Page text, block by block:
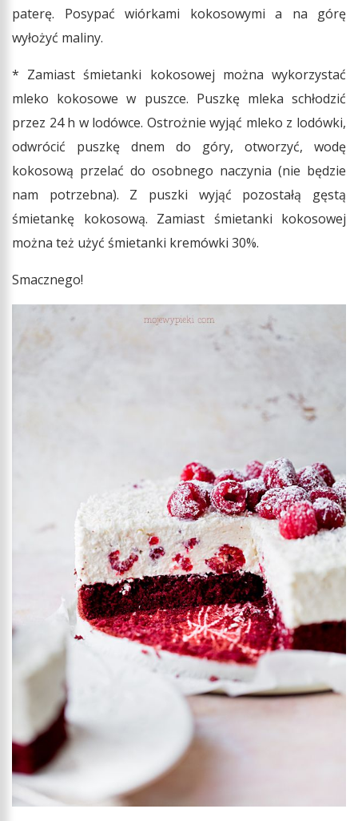
paterę. Posypać wiórkami kokosowymi a na górę
wyłożyć maliny.
* Zamiast śmietanki kokosowej można wykorzystać
mleko kokosowe w puszce. Puszkę mleka schłodzić
przez 24 h w lodówce. Ostrożnie wyjąć mleko z lodówki,
odwrócić puszkę dnem do góry, otworzyć, wodę
kokosową przelać do osobnego naczynia (nie będzie
nam potrzebna). Z puszki wyjąć pozostałą gęstą
śmietankę kokosową. Zamiast śmietanki kokosowej
można też użyć śmietanki kremówki 30%.
Smacznego!